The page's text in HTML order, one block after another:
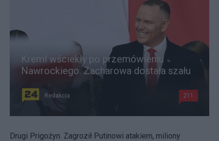
Kreml wściekły po przemówieniu
Nawrockiego. Zacharowa dostała szału
Redakcja 211
Drugi Prigożyn. Zagroził Putinowi atakiem, miliony